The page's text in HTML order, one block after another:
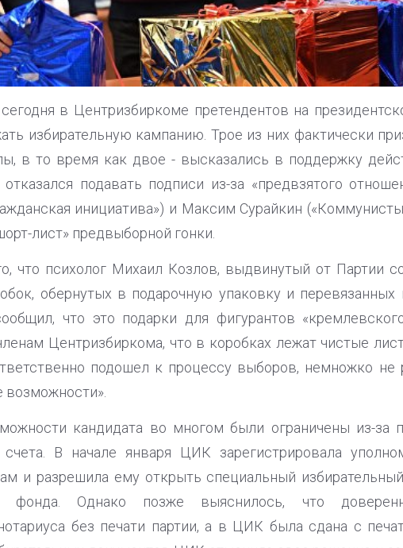
в Центризбиркоме претендентов на
избирательную кампанию. Трое из них фактически
в то время как двое - высказались в поддержку
подавать подписи из-за «предвзятого
инициатива») и Максим Сурайкин
лист» предвыборной гонки.
что психолог Михаил Козлов, выдвинутый от Партии
обернутых в подарочную упаковку и перевязанных
что это подарки для фигурантов
Центризбиркома, что в коробках лежат чистые
подошел к процессу выборов, немножко не
возможности».
кандидата во многом были ограничены из-за
В начале января ЦИК зарегистрировала
и разрешила ему открыть специальный
фонда. Однако позже выяснилось, что
без печати партии, а в ЦИК была сдана с